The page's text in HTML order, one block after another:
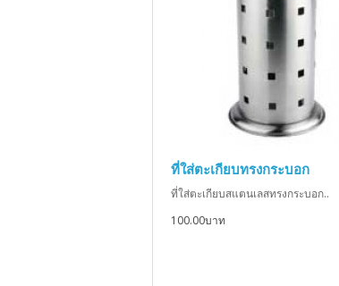
ที่ใส่ตะเกียบทรงกระบอก
ที่ใส่ตะเกียบสแตนเลสทรงกระบอก..
100.00บาท